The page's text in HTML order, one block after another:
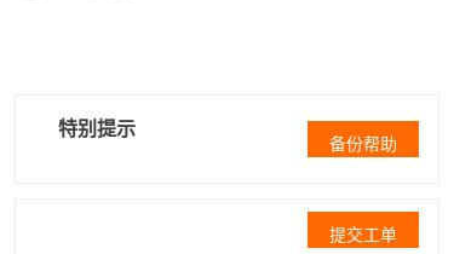
特别提示
备份帮助
提交工单